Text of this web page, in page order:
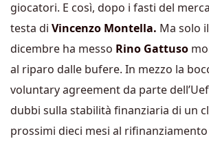
giocatori. E così, dopo i fasti del
testa di Vincenzo Montella. Ma solo
dicembre ha messo Rino Gattuso
al riparo dalle bufere. In mezzo la
voluntary agreement da parte
dubbi sulla stabilità finanziaria di un
prossimi dieci mesi al